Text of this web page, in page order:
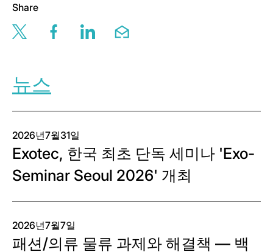
Share
Share this page via twitter
Share this page via facebook
Share this page via linkedin
Share this page via email
뉴스
2026년7월31일
Exotec, 한국 최초 단독 세미나 'Exo-
Seminar Seoul 2026' 개최
2026년7월7일
패션/의류 물류 과제와 해결책 — 백